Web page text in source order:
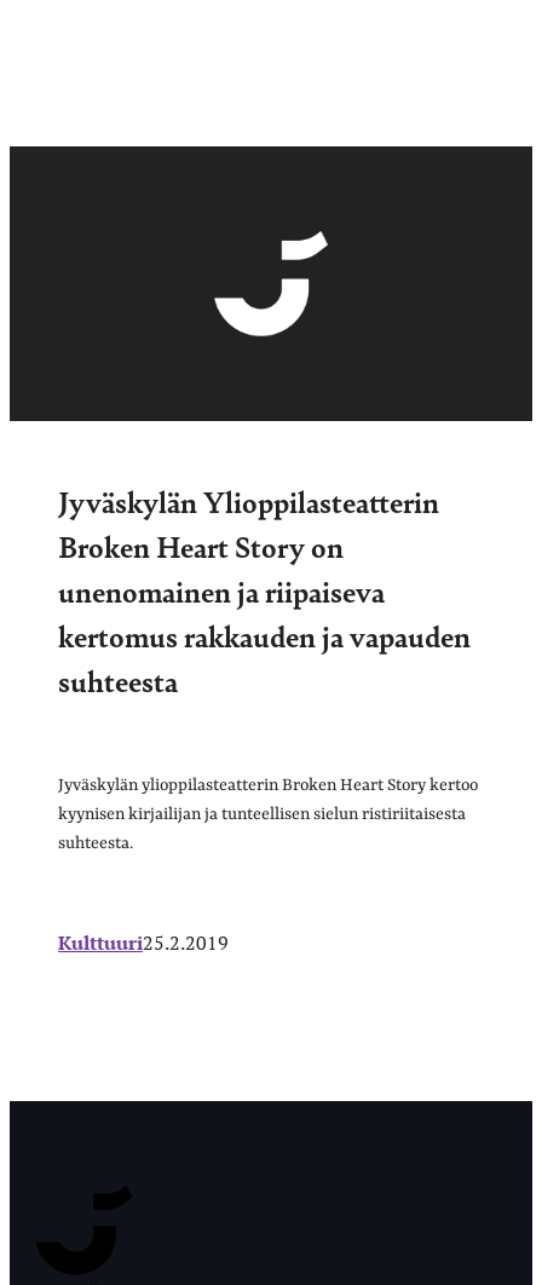
Jyväskylän Ylioppilasteatterin
Broken Heart Story on
unenomainen ja riipaiseva
kertomus rakkauden ja vapauden
suhteesta
Jyväskylän ylioppilasteatterin Broken Heart Story kertoo
kyynisen kirjailijan ja tunteellisen sielun ristiriitaisesta
suhteesta.
Kulttuuri25.2.2019